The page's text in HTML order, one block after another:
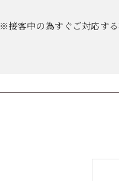
※接客中の為すぐご対応す